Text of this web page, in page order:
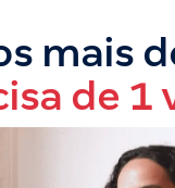
mais
de 1